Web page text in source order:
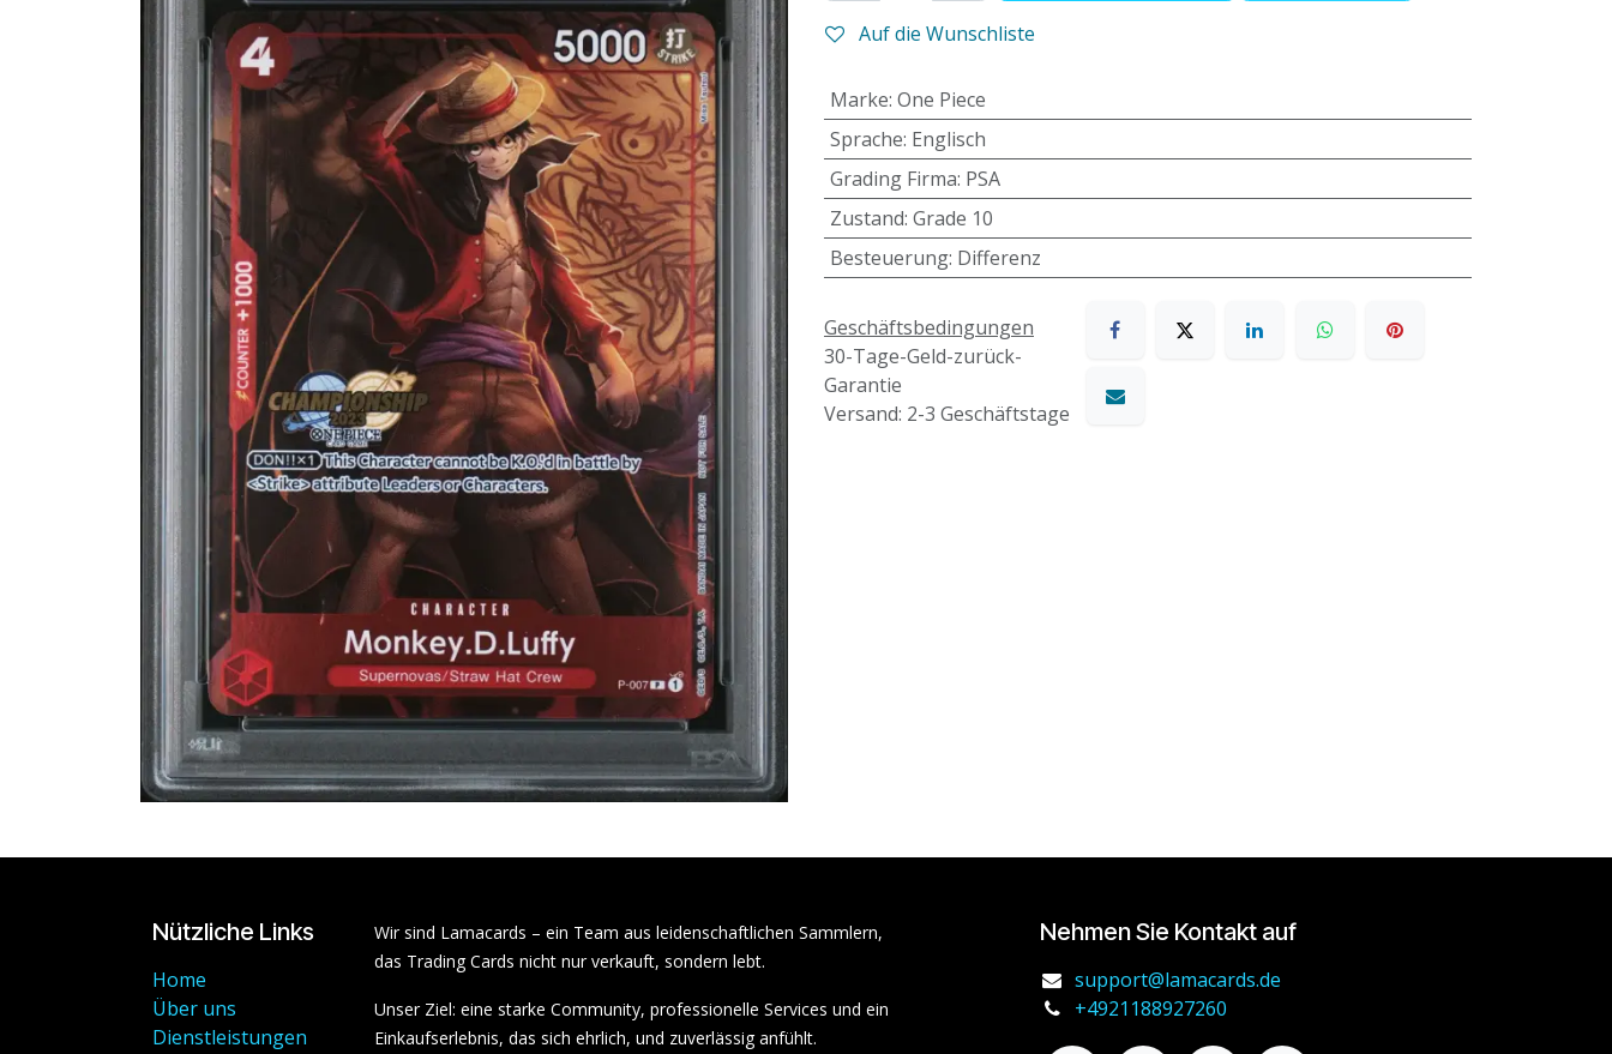
Auf die Wunschliste
Marke: One Piece
Sprache: Englisch
Grading Firma: PSA
Zustand: Grade 10
Besteuerung: Differenz
Geschäftsbedingungen
30-Tage-Geld-zurück-
Garantie
Versand: 2-3 Geschäftstage
Nützliche Links
Home
Über uns
Dienstleistungen
Nehmen Sie Kontakt auf
support@lamacards.de
+4921188927260
Wir sind Lamacards – ein Team aus leidenschaftlichen Sammlern,
das Trading Cards nicht nur verkauft, sondern lebt.
Unser Ziel: eine starke Community, professionelle Services und ein
Einkaufserlebnis, das sich ehrlich, und zuverlässig anfühlt.